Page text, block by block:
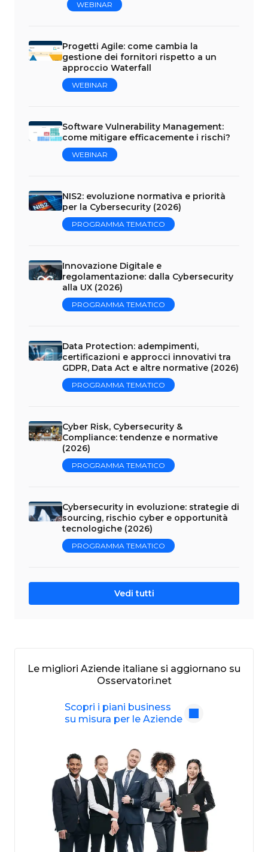
WEBINAR
Progetti Agile: come cambia la
gestione dei fornitori rispetto a un
approccio Waterfall
WEBINAR
Software Vulnerability Management:
come mitigare efficacemente i rischi?
WEBINAR
NIS2: evoluzione normativa e priorità
per la Cybersecurity (2026)
PROGRAMMA TEMATICO
Innovazione Digitale e
regolamentazione: dalla Cybersecurity
alla UX (2026)
PROGRAMMA TEMATICO
Data Protection: adempimenti,
certificazioni e approcci innovativi tra
GDPR, Data Act e altre normative (2026)
PROGRAMMA TEMATICO
Cyber Risk, Cybersecurity &
Compliance: tendenze e normative
(2026)
PROGRAMMA TEMATICO
Cybersecurity in evoluzione: strategie di
sourcing, rischio cyber e opportunità
tecnologiche (2026)
PROGRAMMA TEMATICO
Vedi tutti
Le migliori Aziende italiane si aggiornano su
Osservatori.net
Scopri i piani business
su misura per le Aziende